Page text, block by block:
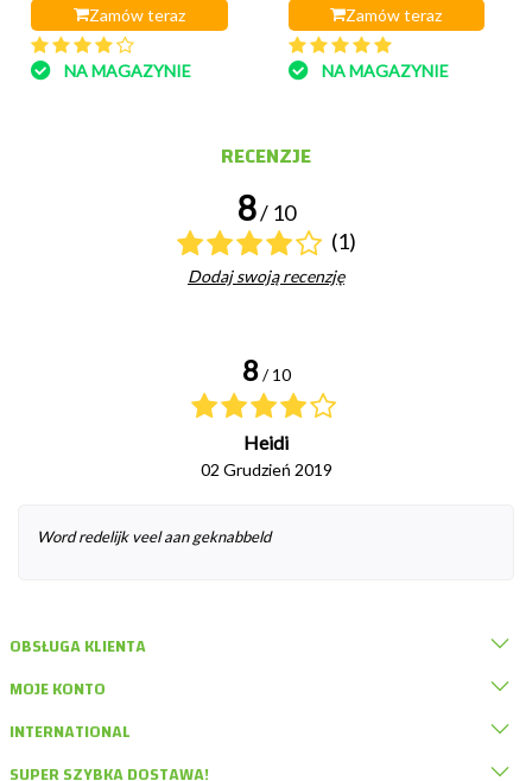
Zamów teraz
NA MAGAZYNIE
Zamów teraz
NA MAGAZYNIE
RECENZJE
8/ 10
(1)
Dodaj swoją recenzję
8 / 10
Heidi
02 Grudzień 2019
Word redelijk veel aan geknabbeld
OBSŁUGA KLIENTA
MOJE KONTO
INTERNATIONAL
SUPER SZYBKA DOSTAWA!